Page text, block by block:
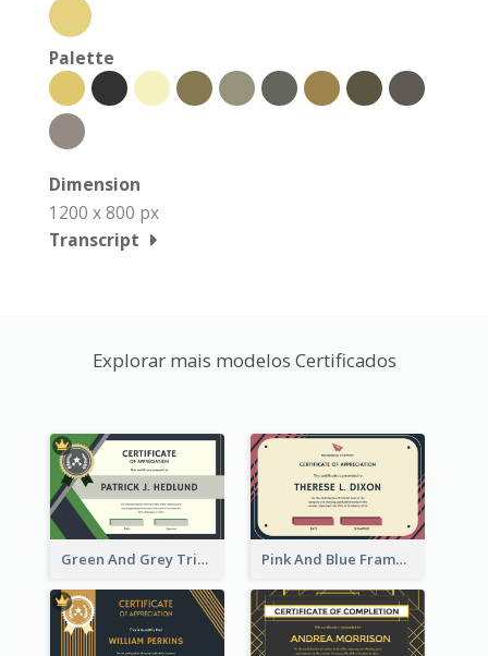
Palette
Dimension
1200 x 800 px
Transcript
Explorar mais modelos Certificados
Green And Grey Triangles With Badge Certificate Pink And Blue Frame Company Certificate